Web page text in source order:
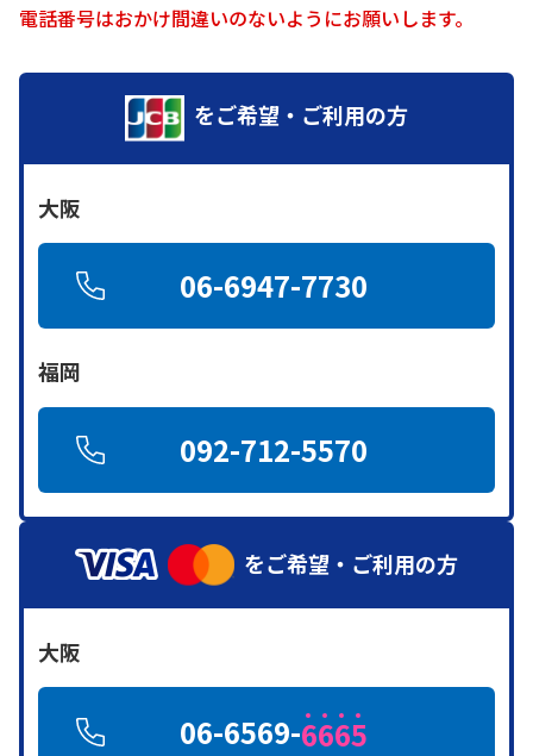
電話番号はおかけ間違いのないようにお願いします。
をご希望・ご利用の方
大阪
06-6947-7730
福岡
092-712-5570
をご希望・ご利用の方
大阪
06-6569-6665